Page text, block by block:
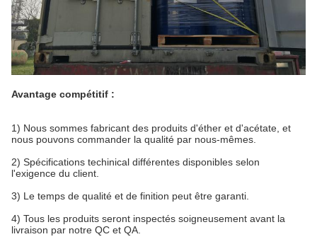
Avantage compétitif :
1) Nous sommes fabricant des produits d'éther et d'acétate, et
nous pouvons commander la qualité par nous-mêmes.
2) Spécifications techinical différentes disponibles selon
l'exigence du client.
3) Le temps de qualité et de finition peut être garanti.
4) Tous les produits seront inspectés soigneusement avant la
livraison par notre QC et QA.